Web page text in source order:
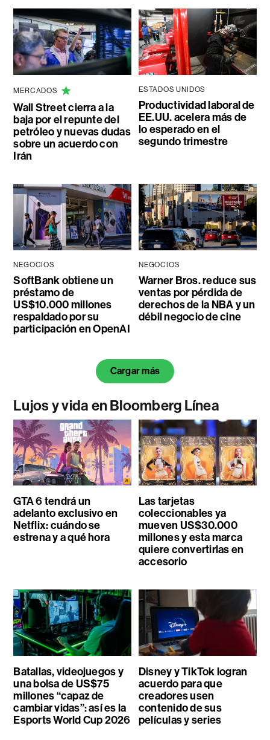
MERCADOS
Wall Street cierra a la
baja por el repunte del
petróleo y nuevas dudas
sobre un acuerdo con
Irán
ESTADOS UNIDOS
Productividad laboral de
EE.UU. acelera más de
lo esperado en el
segundo trimestre
NEGOCIOS
SoftBank obtiene un
préstamo de
US$10.000 millones
respaldado por su
participación en OpenAI
NEGOCIOS
Warner Bros. reduce sus
ventas por pérdida de
derechos de la NBA y un
débil negocio de cine
Cargar más
Lujos y vida en Bloomberg Línea
GTA 6 tendrá un
adelanto exclusivo en
Netflix: cuándo se
estrena y a qué hora
Las tarjetas
coleccionables ya
mueven US$30.000
millones y esta marca
quiere convertirlas en
accesorio
Batallas, videojuegos y
una bolsa de US$75
millones “capaz de
cambiar vidas”: así es la
Esports World Cup 2026
Disney y TikTok logran
acuerdo para que
creadores usen
contenido de sus
películas y series